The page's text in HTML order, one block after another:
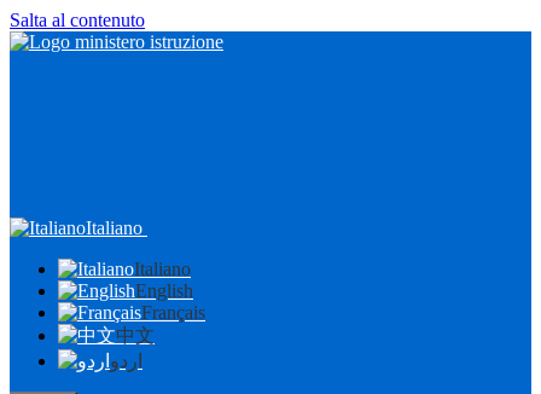
Salta al contenuto
Italiano
Italiano
English
Français
中文
اردو